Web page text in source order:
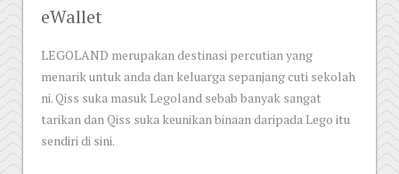
eWallet
LEGOLAND merupakan destinasi percutian yang
menarik untuk anda dan keluarga sepanjang cuti sekolah
ni. Qiss suka masuk Legoland sebab banyak sangat
tarikan dan Qiss suka keunikan binaan daripada Lego itu
sendiri di sini.